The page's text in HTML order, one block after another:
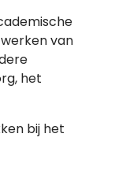
van
het
bij het